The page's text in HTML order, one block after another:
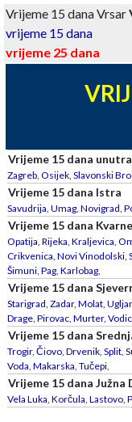
Vrijeme 15 dana Vrsar
vrijeme 15 dana
vrijeme 25 dana
Vrijeme 15 dana
Zagreb, Osijek, Slavonski
Vrijeme 15 dana Istra
Savudrija, Umag, Novigrad,
Vrijeme 15 dana
Opatija, Rijeka, Kraljevica,
Crikvenica, Novi Vinodolski,
Šimuni, Pag, Karlobag,
Vrijeme 15 dana
Starigrad, Zadar, Molat,
Drage, Pirovac, Murter,
Vrijeme 15 dana
Trogir, Čiovo, Drvenik, Split,
Voda, Makarska, Tučepi,
Vrijeme 15 dana Južna
Vela Luka, Korčula, Lastovo,